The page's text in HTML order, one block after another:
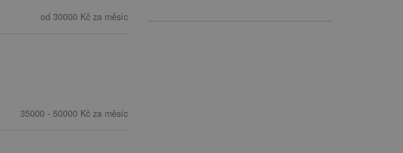
od 30000 Kč za měsíc
35000 - 50000 Kč za měsíc